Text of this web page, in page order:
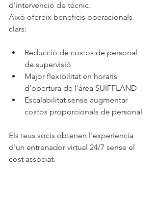
d'intervenció de tècnic.
Això ofereix beneficis operacionals
clars:
Reducció de costos de personal
de supervisió
Major flexibilitat en horaris
d'obertura de l'àrea SUIFFLAND
Escalabilitat sense augmentar
costos proporcionals de personal
Els teus socis obtenen l'experiència
d'un entrenador virtual 24/7 sense el
cost associat.